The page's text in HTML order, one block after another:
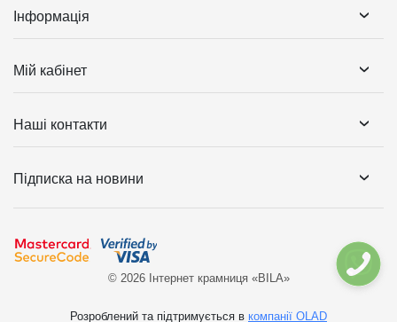
Інформація
Мій кабінет
Наші контакти
Підписка на новини
© 2026 Інтернет крамниця «BILA»
Розроблений та підтримується в компанії OLAD